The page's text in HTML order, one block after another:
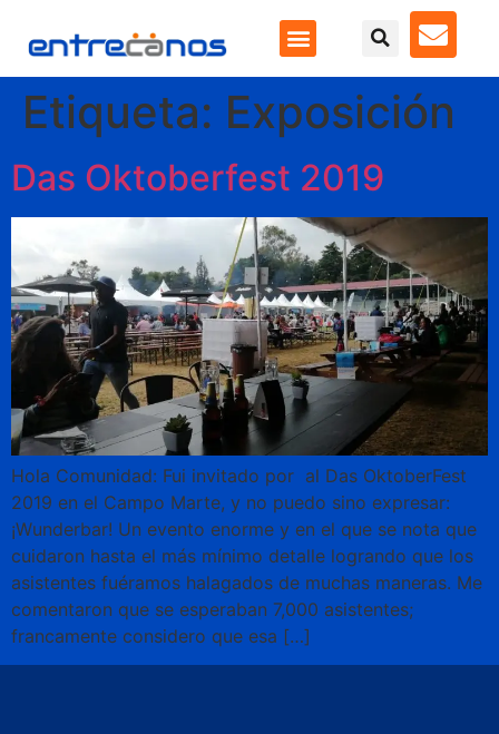
Etiqueta: Exposición
Das Oktoberfest 2019
Hola Comunidad: Fui invitado por al Das OktoberFest
2019 en el Campo Marte, y no puedo sino expresar:
¡Wunderbar! Un evento enorme y en el que se nota que
cuidaron hasta el más mínimo detalle logrando que los
asistentes fuéramos halagados de muchas maneras. Me
comentaron que se esperaban 7,000 asistentes;
francamente considero que esa […]